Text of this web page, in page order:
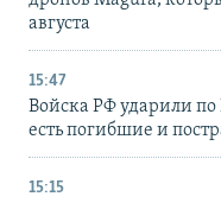
августа
15:47
Войска РФ ударили
есть погибшие и
15:15